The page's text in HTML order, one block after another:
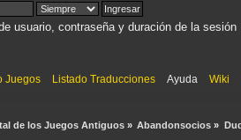
usuario, contraseña y duración de la sesión
Juegos Listado Traducciones Ayuda Wiki
de los Juegos Antiguos» Abandonsocios »